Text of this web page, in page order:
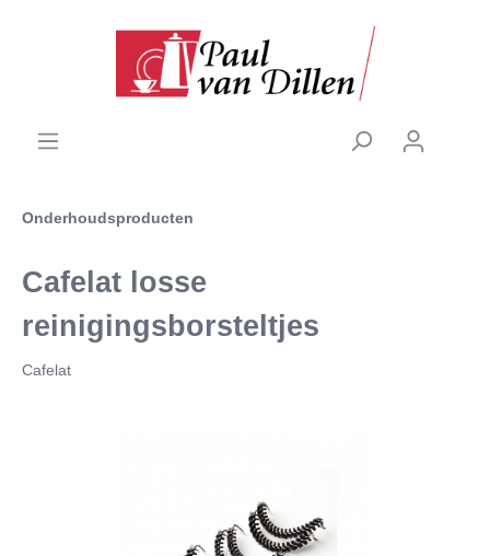
Onderhoudsproducten
Cafelat losse
reinigingsborsteltjes
Cafelat